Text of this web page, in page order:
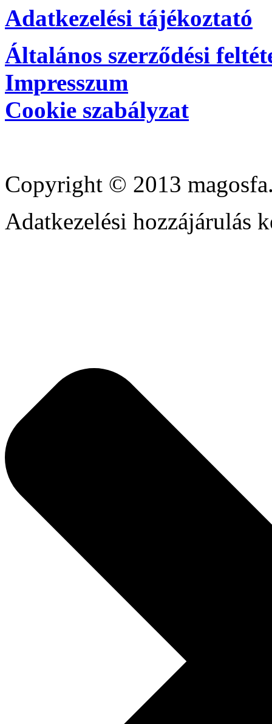
Adatkezelési tájékoztató
Általános szerződési
Impresszum
Cookie szabályzat
Copyright © 2013
Adatkezelési hozzájárulás